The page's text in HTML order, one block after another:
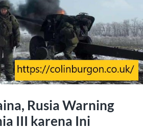
Rusia Warning
III karena Ini